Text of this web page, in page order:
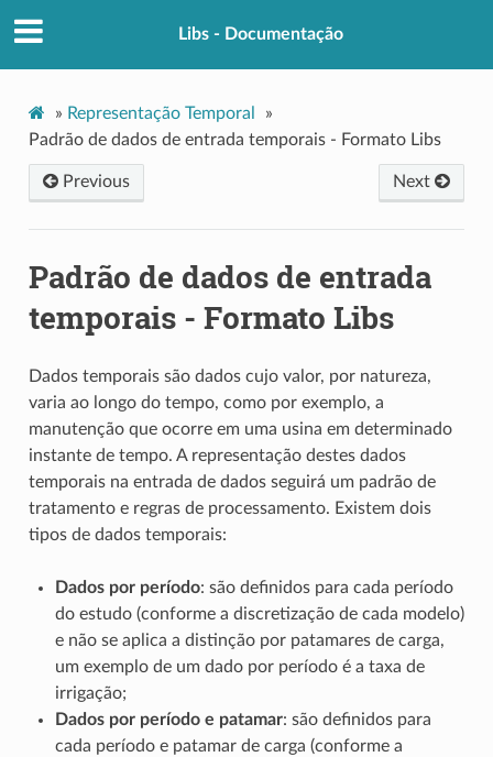
Libs - Documentação
» Representação Temporal
»
Padrão de dados de entrada temporais - Formato Libs
Next
Previous
Padrão de dados de entrada
temporais - Formato Libs
Dados temporais são dados cujo valor, por natureza,
varia ao longo do tempo, como por exemplo, a
manutenção que ocorre em uma usina em determinado
instante de tempo. A representação destes dados
temporais na entrada de dados seguirá um padrão de
tratamento e regras de processamento. Existem dois
tipos de dados temporais:
Dados por período: são definidos para cada período
do estudo (conforme a discretização de cada modelo)
e não se aplica a distinção por patamares de carga,
um exemplo de um dado por período é a taxa de
irrigação;
Dados por período e patamar: são definidos para
cada período e patamar de carga (conforme a